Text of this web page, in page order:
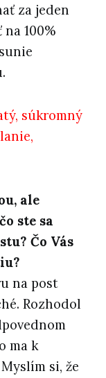
za jeden
100%
súkromný
ale
ste sa
Čo Vás
na post
Rozhodol
ma k
si, že